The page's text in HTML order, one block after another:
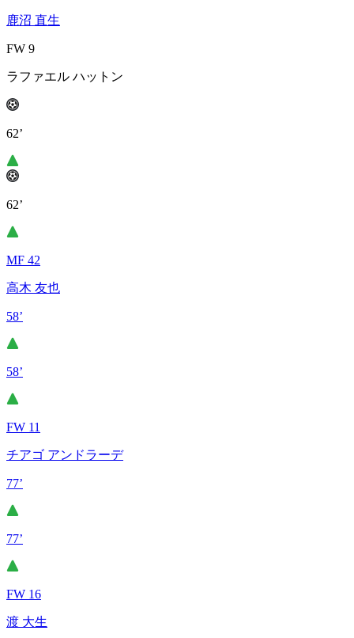
鹿沼 直生
FW 9
ラファエル ハットン
62’
62’
MF 42
高木 友也
58’
58’
FW 11
チアゴ アンドラーデ
77’
77’
FW 16
渡 大生